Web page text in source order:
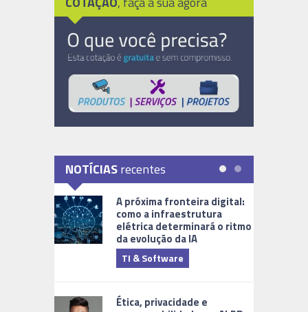
NOTÍCIASrecentes
A próxima fronteira digital:
como a infraestrutura
elétrica determinará o ritmo
da evolução da IA
TI & Software
Ética, privacidade e